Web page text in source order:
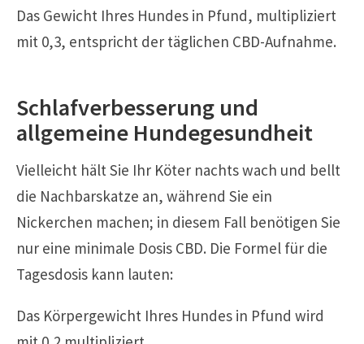
Das Gewicht Ihres Hundes in Pfund, multipliziert
mit 0,3, entspricht der täglichen CBD-Aufnahme.
Schlafverbesserung und
allgemeine Hundegesundheit
Vielleicht hält Sie Ihr Köter nachts wach und bellt
die Nachbarskatze an, während Sie ein
Nickerchen machen; in diesem Fall benötigen Sie
nur eine minimale Dosis CBD. Die Formel für die
Tagesdosis kann lauten:
Das Körpergewicht Ihres Hundes in Pfund wird